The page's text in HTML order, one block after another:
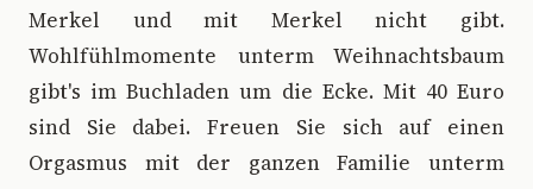
Merkel und mit Merkel nicht gibt.
Wohlfühlmomente unterm Weihnachtsbaum
gibt's im Buchladen um die Ecke. Mit 40 Euro
sind Sie dabei. Freuen Sie sich auf einen
Orgasmus mit der ganzen Familie unterm